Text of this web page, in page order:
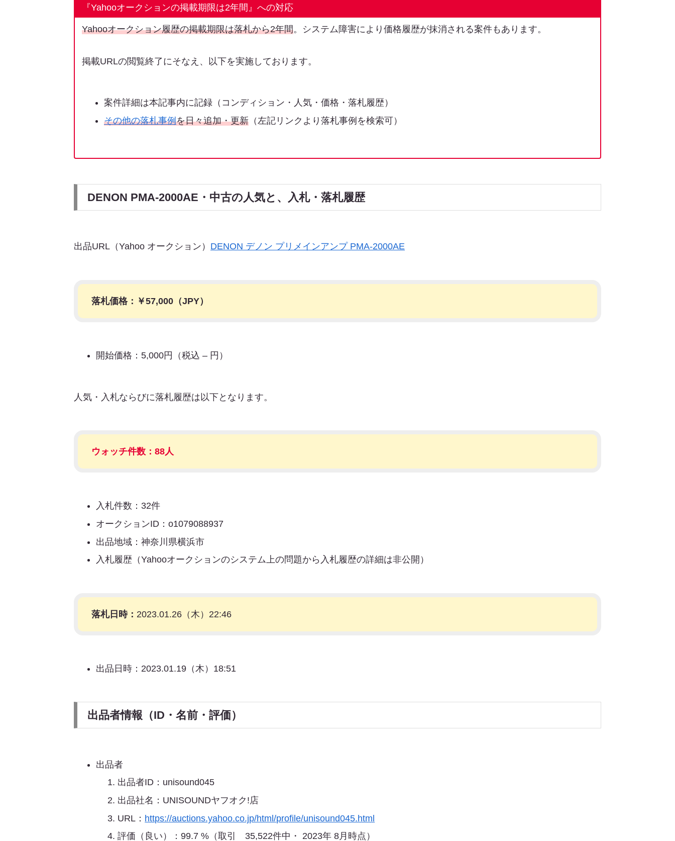
『Yahooオークションの掲載期限は2年間』への対応
Yahooオークション履歴の掲載期限は落札から2年間。システム障害により価格履歴が抹消される案件もあります。
掲載URLの閲覧終了にそなえ、以下を実施しております。
案件詳細は本記事内に記録（コンディション・人気・価格・落札履歴）
その他の落札事例を日々追加・更新（左記リンクより落札事例を検索可）
DENON PMA-2000AE・中古の人気と、入札・落札履歴
出品URL（Yahoo オークション） DENON デノン プリメインアンプ PMA-2000AE
落札価格：￥57,000 （JPY）
開始価格：5,000円（税込 – 円）
人気・入札ならびに落札履歴は以下となります。
ウォッチ件数：88人
入札件数：32件
オークションID：o1079088937
出品地域：神奈川県横浜市
入札履歴（Yahooオークションのシステム上の問題から入札履歴の詳細は非公開）
落札日時： 2023.01.26（木）22:46
出品日時：2023.01.19（木）18:51
出品者情報（ID・名前・評価）
出品者
出品者ID：unisound045
出品社名：UNISOUNDヤフオク!店
URL： https://auctions.yahoo.co.jp/html/profile/unisound045.html
評価（良い）：99.7 %（取引 35,522件中・ 2023年 8月時点）